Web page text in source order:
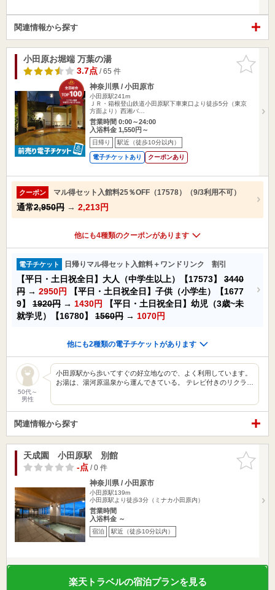
関連情報から探す
お気に入
りに追加
小田原お堀端 万葉の湯
3.7点/ 65 件
神奈川県 / 小田原市
小田原駅241m
ＪＲ・箱根登山鉄道小田原駅下車東口より徒歩5分（東京
方面より）西湘バ…
営業時間 0:00～24:00
入浴料金 1,550円～
日帰り 駅近（徒歩10分以内）
電子チケットあり クーポンあり
クーポン マル得セット入館料25％OFF（17578）（9/3利用不可）
通常2,950円 → 2,213円
他にも4種類のクーポンがあります
電子チケット 日帰りマル得セット入館料＋ワンドリンク 割引
【平日・土日祝全日】大人（中学生以上）【17573】 3440
円 → 2950円
【平日・土日祝全日】子供（小学生）【1677
9】 1920円 → 1430円
【平日・土日祝全日】幼児（3歳~未
就学児）【16780】 1560円 → 1070円
他にも2種類の電子チケットがあります
50代～
男性
小田原駅から歩いてすぐの好立地なので、よく利用しています。
お湯は、湯河原温泉から運んできている。 テレビ付きのリクラ…
関連情報から探す
お気に入
りに追加
天成園 小田原駅 別館
-点/ 0 件
神奈川県 / 小田原市
小田原駅139m
小田原駅より徒歩3分（ミナカ小田原内）
営業時間
入浴料金 ～
宿泊 駅近（徒歩10分以内）
楽天トラベルの宿泊プランを見る